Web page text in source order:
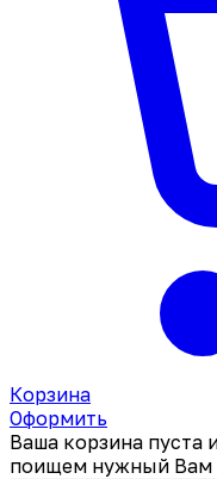
Корзина
Оформить
Ваша корзина пуста
поищем нужный Вам